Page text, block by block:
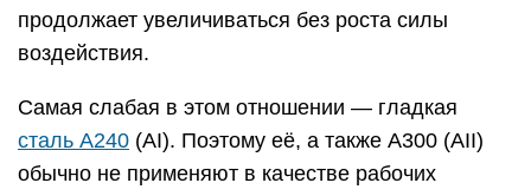
продолжает увеличиваться без роста силы
воздействия.
Самая слабая в этом отношении — гладкая
сталь А240 (AI). Поэтому её, а также А300 (AII)
обычно не применяют в качестве рабочих